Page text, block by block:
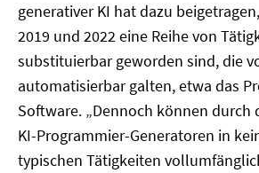
generativer KI hat dazu
2019 und 2022 eine Reihe von
substituierbar geworden sind, die
automatisierbar galten, etwa das
Software. „Dennoch können durch
KI-Programmier-Generatoren in
typischen Tätigkeiten